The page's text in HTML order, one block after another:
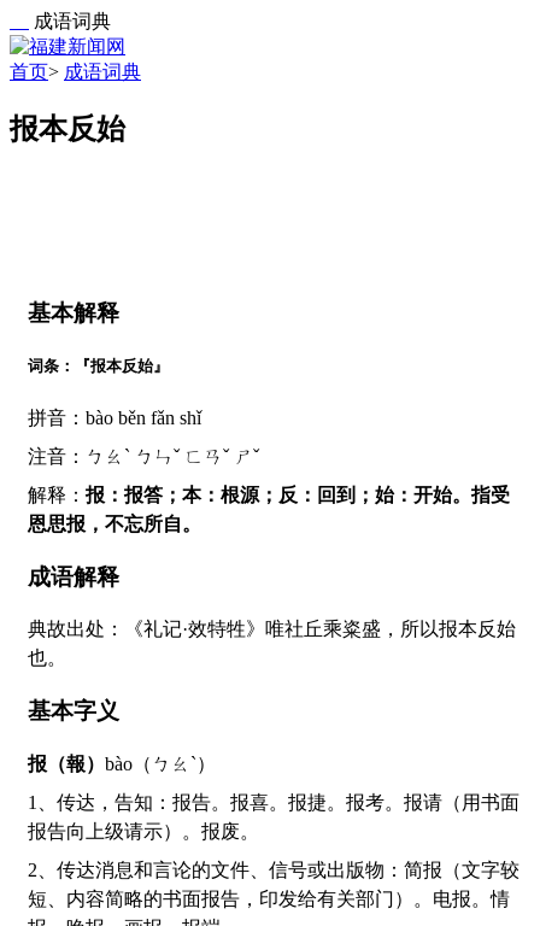
成语词典
首页> 成语词典
报本反始
基本解释
词条：『报本反始』
拼音：bào běn fǎn shǐ
注音：ㄅㄠˋ ㄅㄣˇ ㄈㄢˇ ㄕˇ
解释： 报：报答；本：根源；反：回到；始：开始。指受
恩思报，不忘所自。
成语解释
典故出处：《礼记·效特牲》唯社丘乘粢盛，所以报本反始
也。
基本字义
报（報） bào（ㄅㄠˋ）
1、传达，告知：报告。报喜。报捷。报考。报请（用书面
报告向上级请示）。报废。
2、传达消息和言论的文件、信号或出版物：简报（文字较
短、内容简略的书面报告，印发给有关部门）。电报。情